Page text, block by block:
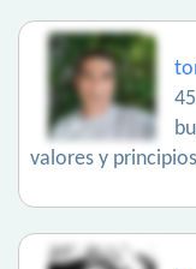
valores y